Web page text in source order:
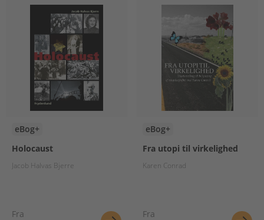
eBog+
Holocaust
Jacob Halvas Bjerre
Fra
eBog+
Fra utopi til virkelighed
Karen Conrad
Fra